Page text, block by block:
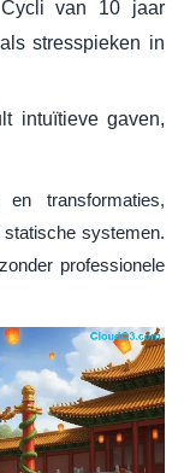
van 10 jaar
stresspieken in
intuïtieve gaven,
transformaties,
systemen.
professionele